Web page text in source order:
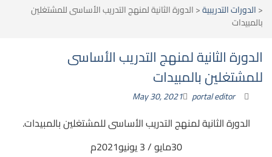
<الدورات التدريبية<الدورة الثانية لمنهج التدريب الأساسى للمشتغلين
بالمبيدات
الدورة الثانية لمنهج التدريب الأساسى
للمشتغلين بالمبيدات
May 30, 2021 portal editor
الدورة الثانية لمنهج التدريب الأساسى للمشتغلين بالمبيدات.
30مايو / 3 يونيو2021م